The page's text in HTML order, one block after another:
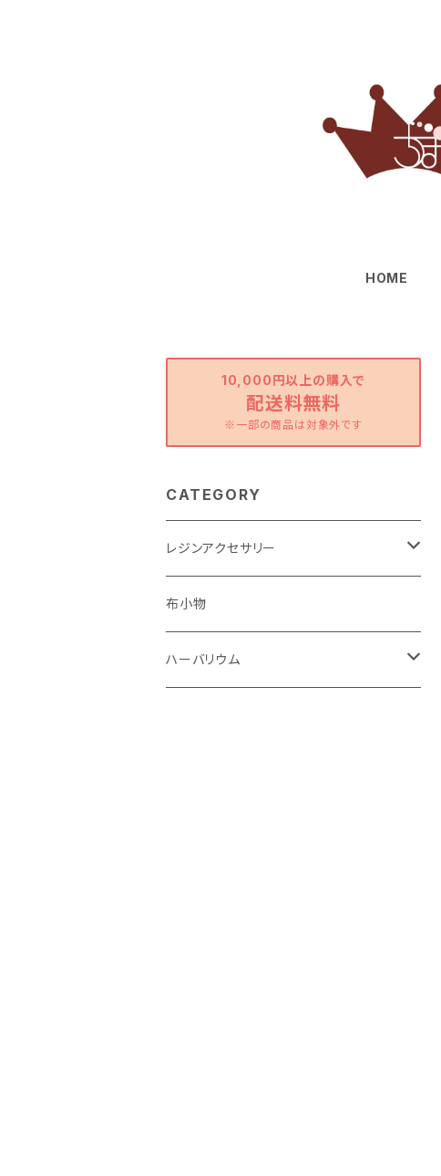
HOME
10,000円以上の購入で
配送料無料
※一部の商品は対象外です
CATEGORY
レジンアクセサリー
ピアス・イヤリング
ストラップ
布小物
ハーバリウム